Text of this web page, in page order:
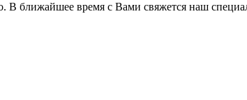
В ближайшее время с Вами свяжется наш